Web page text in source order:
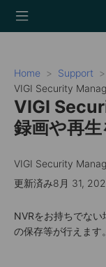
Home Support
VIGI Security
VIGI
録画や再
VIGI Security
更新済み8月 31,
NVRをお持ちでない
の保存等が行えます